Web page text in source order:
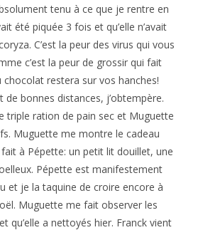
tenu à ce que je rentre en
été piquée 3 fois et qu’elle n’avait
C’est la peur des virus qui vous
c’est la peur de grossir qui fait
chocolat restera sur vos hanches!
de bonnes distances, j’obtempère.
triple ration de pain sec et Muguette
Muguette me montre le cadeau
à Pépette: un petit lit douillet, une
Pépette est manifestement
et je la taquine de croire encore à
Muguette me fait observer les
qu’elle a nettoyés hier. Franck vient